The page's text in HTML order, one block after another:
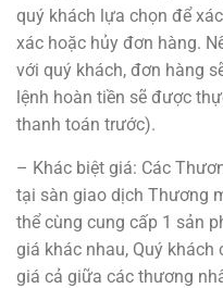
quý khách lựa chọn để
xác hoặc hủy đơn hàng.
với quý khách, đơn hàng
lệnh hoàn tiền sẽ được
thanh toán trước).
– Khác biệt giá: Các
tại sàn giao dịch Thương
thể cùng cung cấp 1 sản
giá khác nhau, Quý khách
giá cả giữa các thương